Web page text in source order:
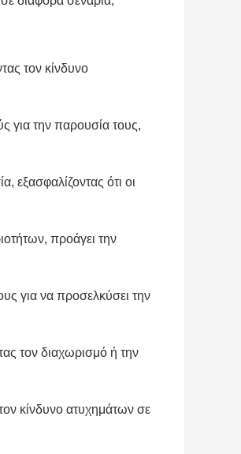
τον κίνδυνο
για την παρουσία τους,
εξασφαλίζοντας ότι οι
προάγει την
για να προσελκύσει την
τον διαχωρισμό ή την
κίνδυνο ατυχημάτων σε